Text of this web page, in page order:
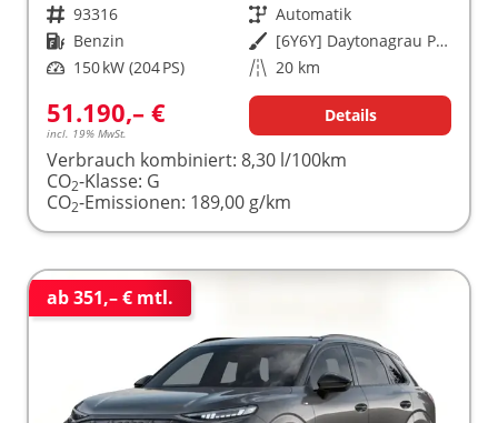
Fahrzeugnr. 93316 Getriebe Automatik
Kraftstoff Benzin Außenfarbe
[6Y6Y] Daytonagrau Perleffekt
Leistung 150 kW (204 PS) Kilometerstand 20 km
51.190,– €
incl. 19% MwSt.
Details
Verbrauch kombiniert: 8,30 l/100km
CO2-Klasse: G
CO2-Emissionen: 189,00 g/km
ab 351,– € mtl.